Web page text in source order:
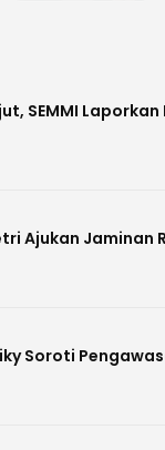
SEMMI Laporkan
Ajukan Jaminan
Soroti